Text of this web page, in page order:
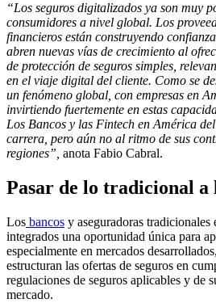
“Los seguros digitalizados ya son muy
consumidores a nivel global. Los
financieros están construyendo
abren nuevas vías de crecimiento al
de protección de seguros simples,
en el viaje digital del cliente. Como se
un fenómeno global, con empresas en
invirtiendo fuertemente en estas
Los Bancos y las Fintech en América
carrera, pero aún no al ritmo de sus
regiones”, anota Fabio Cabral.
Pasar de lo tradicional
Los bancos y aseguradoras tradicionales
integrados una oportunidad única para
especialmente en mercados
estructuran las ofertas de seguros en
regulaciones de seguros aplicables y de
mercado.